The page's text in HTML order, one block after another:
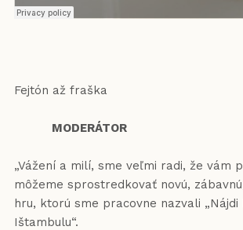
Fejtón až fraška
MODERÁTOR
„Vážení a milí, sme veľmi radi, že vám
môžeme sprostredkovať novú,
hru, ktorú sme pracovne nazvali „Nájdi
Ištambulu“.